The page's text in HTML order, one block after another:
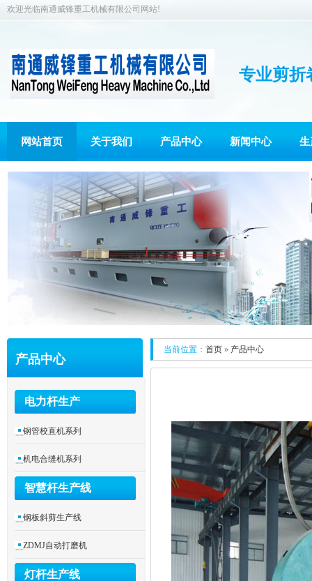
欢迎光临南通威锋重工机械有限公司网站!
专业剪折
网站首页 关于我们 产品中心 新闻中心 生
产品中心
电力杆生产
钢管校直机系列
机电合缝机系列
智慧杆生产线
钢板斜剪生产线
ZDMJ自动打磨机
灯杆生产线
当前位置： 首页 » 产品中心